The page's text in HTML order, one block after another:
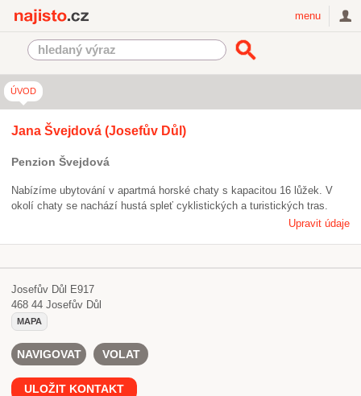
menu
ÚVOD
Jana Švejdová (Josefův Důl)
Penzion Švejdová
Nabízíme ubytování v apartmá horské chaty s kapacitou 16 lůžek. V
okolí chaty se nachází hustá spleť cyklistických a turistických tras.
Upravit údaje
Josefův Důl E917
468 44 Josefův Důl
MAPA
NAVIGOVAT VOLAT
ULOŽIT KONTAKT